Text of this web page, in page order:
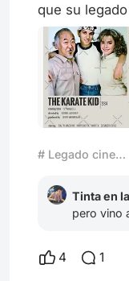
que su
¿ Qué
tan especial?
que han
“Karate Kid”
# Legado cinematográfico
Tinta en
pero vino
4 1